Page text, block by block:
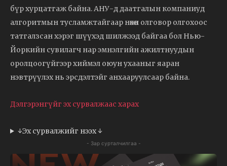
бүр хурцатгаж байна. АНУ-д даатгалын компаниуд
алгоритмын тусламжтайгаар нөхөн олговор олгохоос
татгалзсан хэрэг шүүхэд шилжээд байгаа бол Нью-
Йоркийн сувилагч нар эмнэлгийн ажилтнуудын
оролцоогүйгээр хиймэл оюун ухааныг яаран
нэвтрүүлэх нь эрсдэлтэйг анхааруулсаар байна.
Дэлгэрэнгүйг эх сурвалжаас харах
↓Эх сурвалжийг нээх ↓
- Зар сурталчилгаа -